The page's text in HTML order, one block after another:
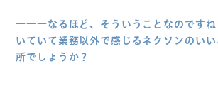
―――なるほど、そういうことなのですね
いていて業務以外で感じるネクソンのい
所でしょうか？